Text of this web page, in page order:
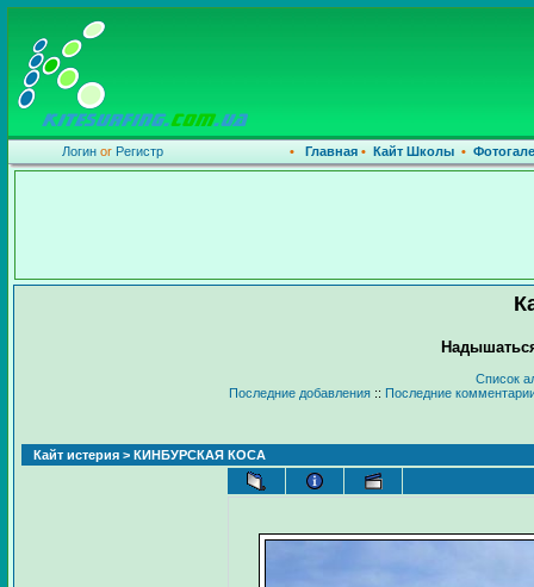
Логин or Регистр • Главная• Кайт Школы •
Список
Последние добавления:: Последние
Кайт истерия > КИНБУРСКАЯ КОСА